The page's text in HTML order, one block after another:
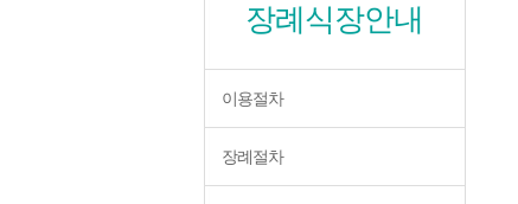
장례식장안내
이용절차
장례절차